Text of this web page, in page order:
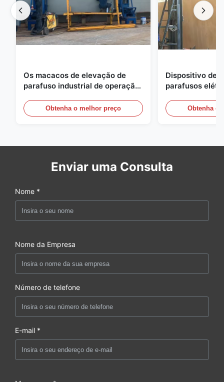
Os macacos de elevação de
parafuso industrial de operação
PLC para a construção de
tanques de aço aparafusados ​​
Obtenha o melhor preço
Dispositivo de
parafusos
automatizado
vidro fundido a
Obtenha o
Enviar uma Consulta
Nome *
Nome da Empresa
Número de telefone
E-mail *